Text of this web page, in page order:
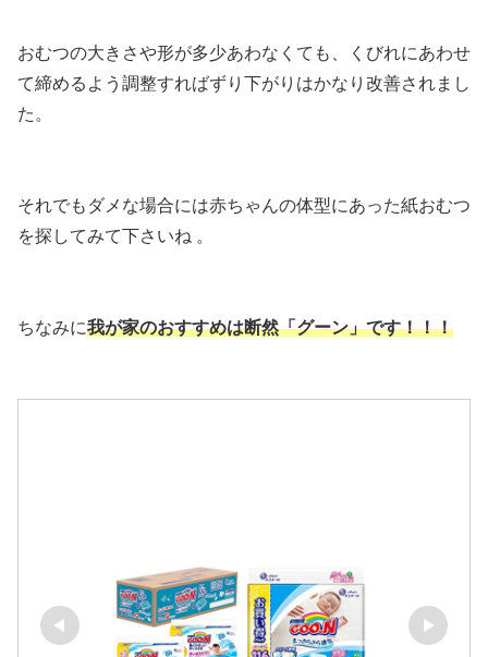
おむつの大きさや形が多少あわなくても、くびれにあわせ
て締めるよう調整すればずり下がりはかなり改善されまし
た。
それでもダメな場合には赤ちゃんの体型にあった紙おむつ
を探してみて下さいね 。
ちなみに我が家のおすすめは断然「グーン」です！！！